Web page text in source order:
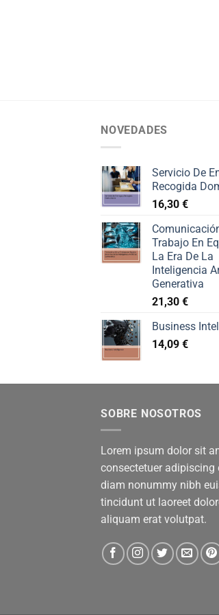
NOVEDADES
Servicio De
Recogida
16,30 €
Trabajo En
La Era De La
Inteligencia
Generativa
21,30 €
Business
14,09 €
SOBRE NOSOTROS
Lorem ipsum dolor sit
consectetuer adipiscing
diam nonummy nibh
tincidunt ut laoreet
aliquam erat volutpat.